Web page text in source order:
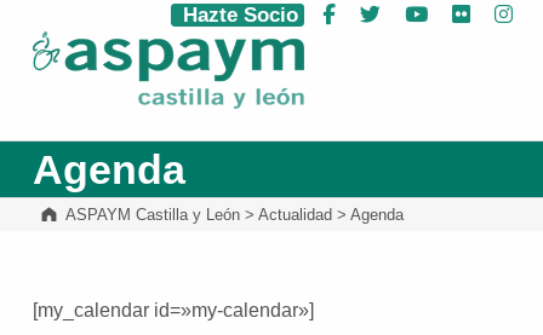
ASPAYM Castilla y León
Hazte Socio Facebook
Twitter YouTube
Flickr
Agenda
ASPAYM Castilla y León> Actualidad > Agenda
[my_calendar id=»my-calendar»]